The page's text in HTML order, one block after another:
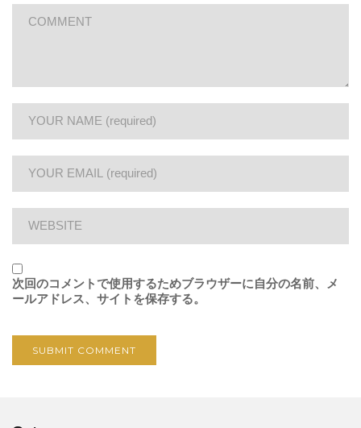
次回のコメントで使用するためブラウザーに自分の名前、メ
ールアドレス、サイトを保存する。